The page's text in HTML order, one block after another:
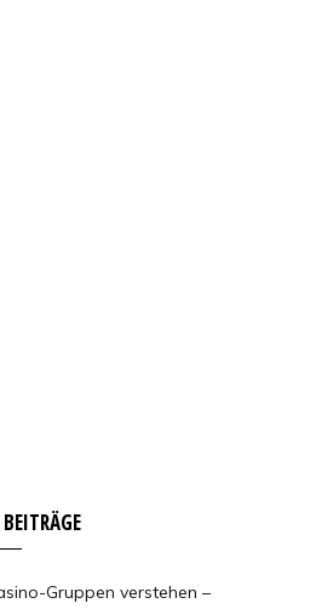
Gruppen verstehen –